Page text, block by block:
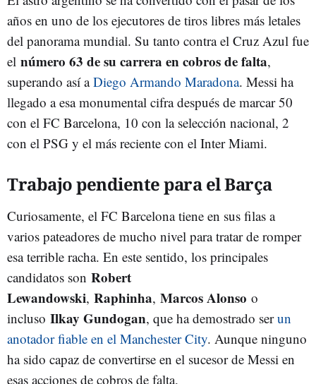
años en uno de los ejecutores de tiros libres más letales
del panorama mundial. Su tanto contra el Cruz Azul fue
el número 63 de su carrera en cobros de falta,
superando así aDiego Armando Maradona. Messi ha
llegado a esa monumental cifra después de marcar 50
con el FC Barcelona, 10 con la selección nacional, 2
con el PSG y el más reciente con el Inter Miami.
Trabajo pendiente para el Barça
Curiosamente, el FC Barcelona tiene en sus filas a
varios pateadores de mucho nivel para tratar de romper
esa terrible racha. En este sentido, los principales
candidatos son Robert
Lewandowski, Raphinha, Marcos Alonso o
incluso Ilkay Gundogan, que ha demostrado serun
anotador fiable en el Manchester City. Aunque ninguno
ha sido capaz de convertirse en el sucesor de Messi en
esas acciones de cobros de falta.